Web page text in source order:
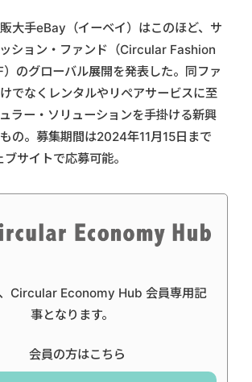
大手eBay（イーベイ）はこのほど、サ
ション・ファンド（Circular Fashion
のグローバル展開を発表した。同ファ
でなくレンタルやリペアサービスに至
ラー・ソリューションを手掛ける新興
の。募集期間は2024年11月15日まで
サイトで応募可能。
Circular Economy Hub 会員専用記
事となります。
会員の方はこちら